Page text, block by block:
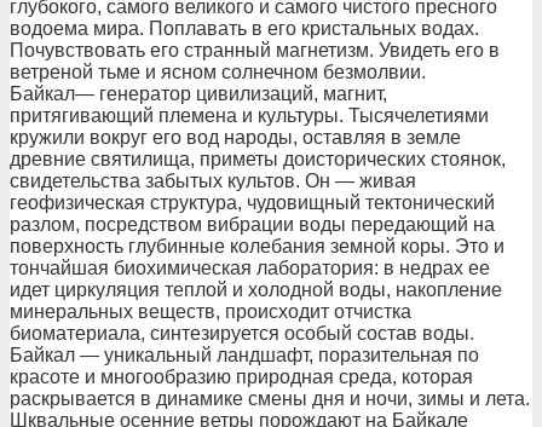
глубокого, самого великого и самого чистого пресного
водоема мира. Поплавать в его кристальных водах.
Почувствовать его странный магнетизм. Увидеть его в
ветреной тьме и ясном солнечном безмолвии.
Байкал— генератор цивилизаций, магнит,
притягивающий племена и культуры. Тысячелетиями
кружили вокруг его вод народы, оставляя в земле
древние святилища, приметы доисторических стоянок,
свидетельства забытых культов. Он — живая
геофизическая структура, чудовищный тектонический
разлом, посредством вибрации воды передающий на
поверхность глубинные колебания земной коры. Это и
тончайшая биохимическая лаборатория: в недрах ее
идет циркуляция теплой и холодной воды, накопление
минеральных веществ, происходит отчистка
биоматериала, синтезируется особый состав воды.
Байкал — уникальный ландшафт, поразительная по
красоте и многообразию природная среда, которая
раскрывается в динамике смены дня и ночи, зимы и лета.
Шквальные осенние ветры порождают на Байкале